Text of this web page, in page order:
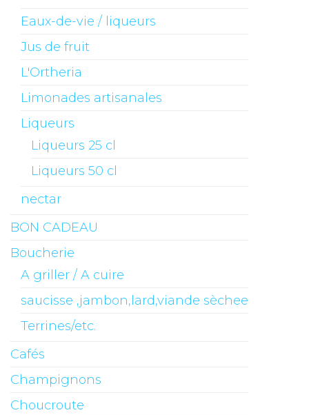
Eaux-de-vie / liqueurs
Jus de fruit
L'Ortheria
Limonades artisanales
Liqueurs
Liqueurs 25 cl
Liqueurs 50 cl
nectar
BON CADEAU
Boucherie
A griller / A cuire
saucisse ,jambon,lard,viande sèchee
Terrines/etc.
Cafés
Champignons
Choucroute